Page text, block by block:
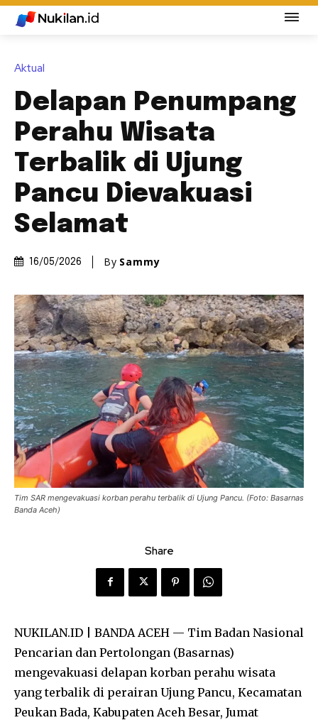
Aktual
Delapan Penumpang
Perahu Wisata
Terbalik di Ujung
Pancu Dievakuasi
Selamat
16/05/2026 By Sammy
Tim SAR mengevakuasi korban perahu terbalik di Ujung Pancu. (Foto: Basarnas
Banda Aceh)
Share
NUKILAN.ID | BANDA ACEH — Tim Badan Nasional
Pencarian dan Pertolongan (Basarnas)
mengevakuasi delapan korban perahu wisata
yang terbalik di perairan Ujung Pancu, Kecamatan
Peukan Bada, Kabupaten Aceh Besar, Jumat